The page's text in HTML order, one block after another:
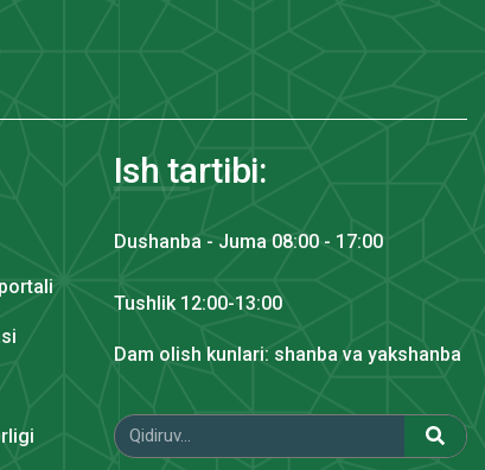
Ish tartibi:
Dushanba - Juma 08:00 - 17:00
Tushlik 12:00-13:00
Dam olish kunlari: shanba va yakshanba